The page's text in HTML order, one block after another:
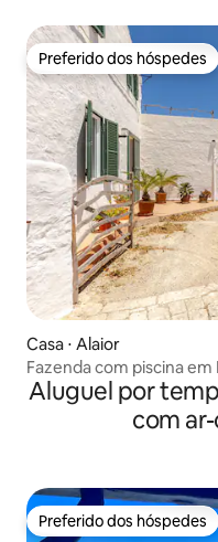
Preferido dos hóspedes
Preferido dos hóspedes
Casa ⋅ Alaior
Fazenda com piscina
Aluguel por
com
Preferido dos hóspedes
Preferido dos hóspedes